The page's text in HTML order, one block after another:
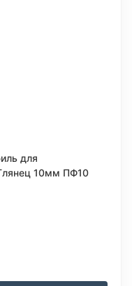
для
10мм ПФ10